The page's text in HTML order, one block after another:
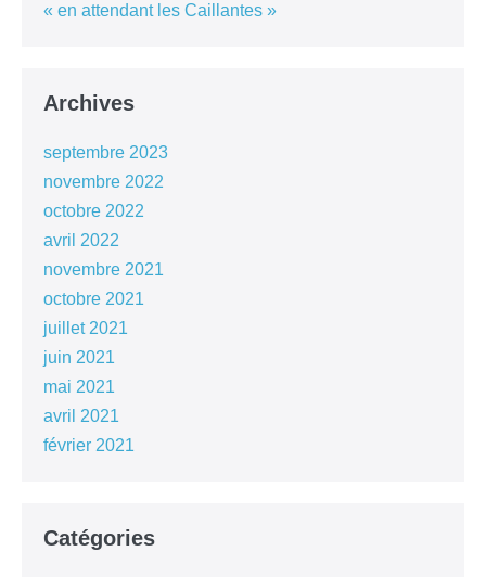
« en attendant les Caillantes »
Archives
septembre 2023
novembre 2022
octobre 2022
avril 2022
novembre 2021
octobre 2021
juillet 2021
juin 2021
mai 2021
avril 2021
février 2021
Catégories